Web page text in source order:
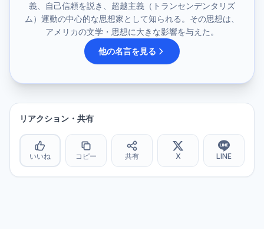
義、自己信頼を説き、超越主義（トランセンデンタリズ
ム）運動の中心的な思想家として知られる。その思想は、
アメリカの文学・思想に大きな影響を与えた。
他の名言を見る
リアクション・共有
いいね コピー 共有 X LINE